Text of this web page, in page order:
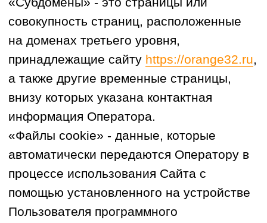
идентифицирующий устройство
Пользователя (компьютер, мобильное
доступ к Сайту.
«Услуга» – услуги, оказываемые
Оператором Пользователям в рамках его
основной деятельности, информация о
которых представлена на Сайте, при
условии соблюдения требований
2.Принципы и условия обработки
персональных данных.
2.1. Обработка персональных данных
Оператором осуществляется на основе
следующих принципов:
законности и справедливой основы;